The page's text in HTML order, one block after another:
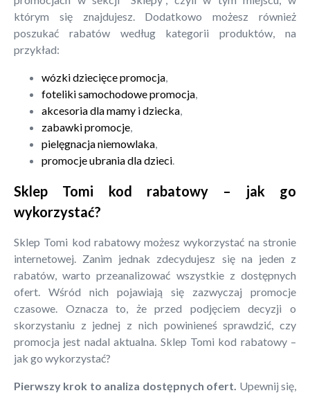
którym się znajdujesz. Dodatkowo możesz również
poszukać rabatów według kategorii produktów, na
przykład:
wózki dziecięce promocja,
foteliki samochodowe promocja,
akcesoria dla mamy i dziecka,
zabawki promocje,
pielęgnacja niemowlaka,
promocje ubrania dla dzieci.
Sklep Tomi kod rabatowy – jak go
wykorzystać?
Sklep Tomi kod rabatowy możesz wykorzystać na stronie
internetowej. Zanim jednak zdecydujesz się na jeden z
rabatów, warto przeanalizować wszystkie z dostępnych
ofert. Wśród nich pojawiają się zazwyczaj promocje
czasowe. Oznacza to, że przed podjęciem decyzji o
skorzystaniu z jednej z nich powinieneś sprawdzić, czy
promocja jest nadal aktualna. Sklep Tomi kod rabatowy –
jak go wykorzystać?
Pierwszy krok to analiza dostępnych ofert. Upewnij się,